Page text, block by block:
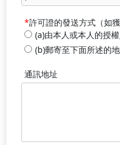
許可證的發送方式（如
(a)由本人或本人的授
(b)郵寄至下面所述的
通訊地址